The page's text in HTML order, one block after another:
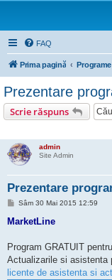
FAQ
Prima pagină
Prezentare
Scrie răspuns
admin
Site Admin
Prezentare
M
s
Sâm 30 Mai 2015 12:59
MarketLine
Program GRATUIT
Actualizarile si asistenta
licente de asistenta si